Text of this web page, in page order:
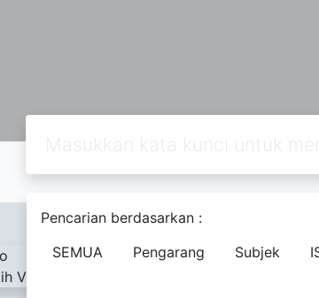
Pencarian berdasarkan :
SEMUA
Pengarang Subjek
Ayo Memahami